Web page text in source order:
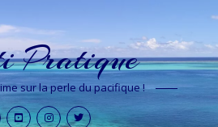
Pratique
sur la perle du pacifique !